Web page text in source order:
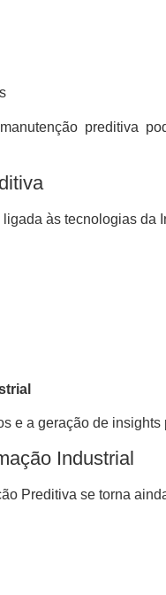
preditiva
às tecnologias da
e a geração de insights
Industrial
Preditiva se torna